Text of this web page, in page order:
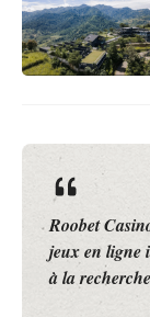
Roobet
jeux en ligne
à la